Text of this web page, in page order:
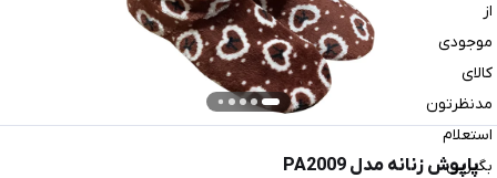
از
موجودی
کالای
مدنظرتون
استعلام
بگیرین
پاپوش زنانه مدل PA2009